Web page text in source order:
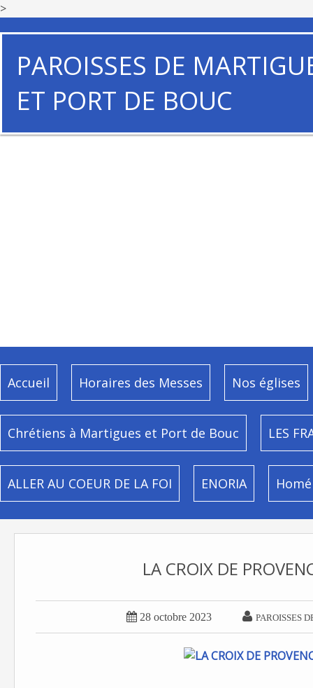
>
PAROISSES DE
ET PORT DE BOUC
Accueil Horaires des Messes Nos églises
Chrétiens à Martigues et Port de Bouc LES
ALLER AU COEUR DE LA FOI ENORIA
LA CROIX DE
 28 octobre 2023  PAROISSES